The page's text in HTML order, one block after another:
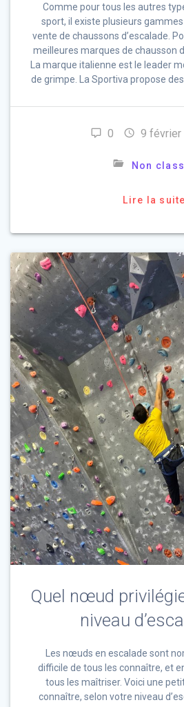
Comme pour tous les autres
sport, il existe plusieurs
vente de chaussons d’escalade.
meilleures marques de chausson
La marque italienne est le leader
de grimpe. La Sportiva propose
0 9 février
Non
Lire la suite
Quel nœud
niveau
Les nœuds en escalade sont
difficile de tous les connaître, et
tous les maîtriser. Voici une
connaître, selon votre niveau